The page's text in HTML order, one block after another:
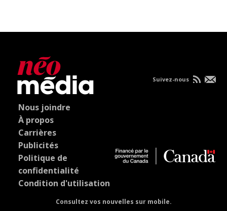
Nous joindre
À propos
Carrières
Publicités
Politique de
confidentialité
Condition d'utilisation
Consultez vos nouvelles sur mobile.
Suivez-nous